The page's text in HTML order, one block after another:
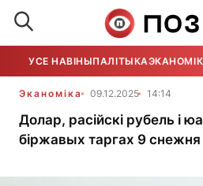
УСЕ НАВІНЫПАЛІТЫКА
Эканоміка 09.12.2025 14:14
Долар, расійскі рубель і
біржавых таргах 9 снежня